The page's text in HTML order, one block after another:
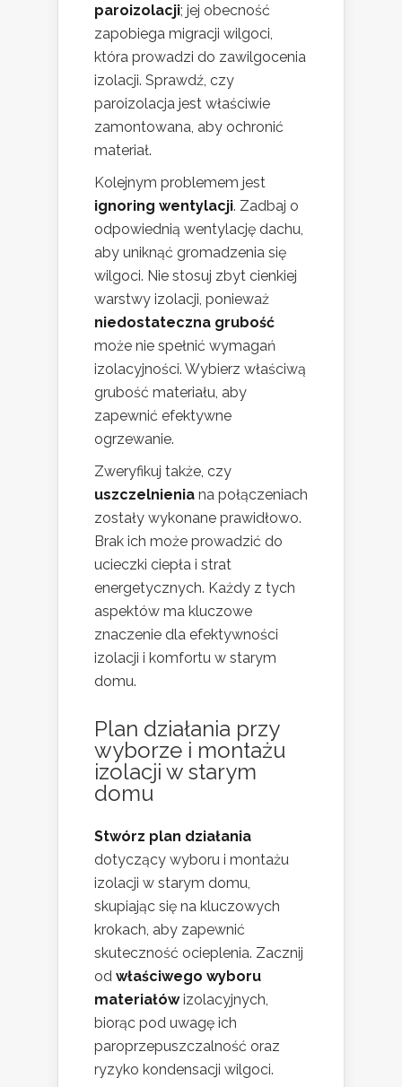
paroizolacji; jej obecność
zapobiega migracji wilgoci,
która prowadzi do zawilgocenia
izolacji. Sprawdź, czy
paroizolacja jest właściwie
zamontowana, aby ochronić
materiał.
Kolejnym problemem jest
ignoring wentylacji. Zadbaj o
odpowiednią wentylację dachu,
aby uniknąć gromadzenia się
wilgoci. Nie stosuj zbyt cienkiej
warstwy izolacji, ponieważ
niedostateczna grubość
może nie spełnić wymagań
izolacyjności. Wybierz właściwą
grubość materiału, aby
zapewnić efektywne
ogrzewanie.
Zweryfikuj także, czy
uszczelnienia na połączeniach
zostały wykonane prawidłowo.
Brak ich może prowadzić do
ucieczki ciepła i strat
energetycznych. Każdy z tych
aspektów ma kluczowe
znaczenie dla efektywności
izolacji i komfortu w starym
domu.
Plan działania przy
wyborze i montażu
izolacji w starym
domu
Stwórz plan działania
dotyczący wyboru i montażu
izolacji w starym domu,
skupiając się na kluczowych
krokach, aby zapewnić
skuteczność ocieplenia. Zacznij
od właściwego wyboru
materiałówizolacyjnych,
biorąc pod uwagę ich
paroprzepuszczalność oraz
ryzyko kondensacji wilgoci.